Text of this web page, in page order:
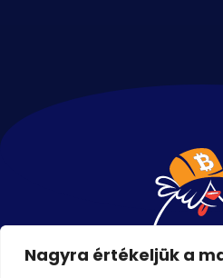
Nagyra értékeljük a